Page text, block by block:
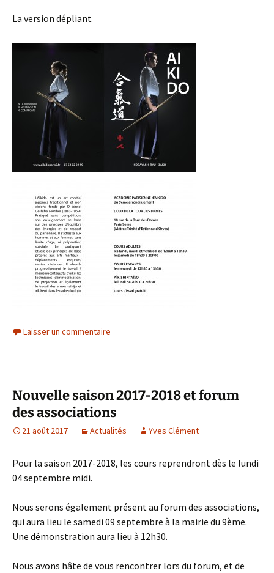
La version dépliant
Laisser un commentaire
Nouvelle saison 2017-2018 et forum
des associations
21 août 2017 Actualités Yves Clément
Pour la saison 2017-2018, les cours reprendront dès le lundi
04 septembre midi.
Nous serons également présent au forum des associations,
qui aura lieu le samedi 09 septembre à la mairie du 9ème.
Une démonstration aura lieu à 12h30.
Nous avons hâte de vous rencontrer lors du forum, et de